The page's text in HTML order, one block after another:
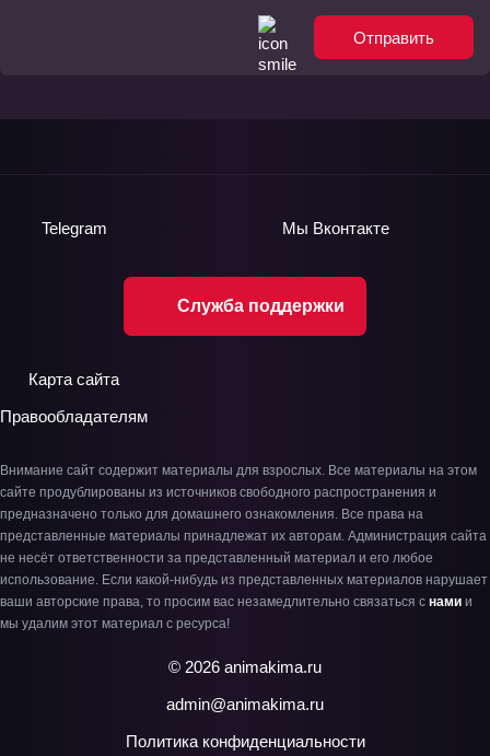
Отправить
Служба поддержки
Telegram Мы Вконтакте
Карта сайта
Правообладателям
Внимание сайт содержит материалы для взрослых. Все материалы на этом
сайте продублированы из источников свободного распространения и
предназначено только для домашнего ознакомления. Все права на
представленные материалы принадлежат их авторам. Администрация сайта
не несёт ответственности за представленный материал и его любое
использование. Если какой-нибудь из представленных материалов нарушает
ваши авторские права, то просим вас незамедлительно связаться с нами и
мы удалим этот материал с ресурса!
© 2026 animakima.ru
admin@animakima.ru
Политика конфиденциальности